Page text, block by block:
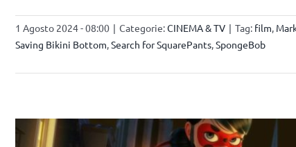
1 Agosto 2024 - 08:00 | Categorie:CINEMA & TV | Tag: film,
Saving Bikini Bottom,Search for SquarePants,SpongeBob